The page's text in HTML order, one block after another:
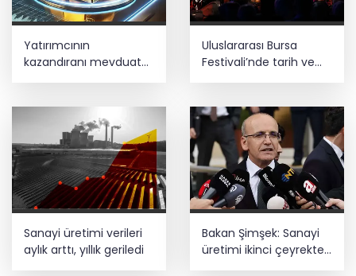
Yatırımcının
kazandıranı mevduat
Uluslararası Bursa
Festivali’nde tarih ve
Sanayi üretimi verileri
aylık arttı, yıllık geriledi
Bakan Şimşek: Sanayi
üretimi ikinci çeyrekte
yüzde 1,9 büyüdü